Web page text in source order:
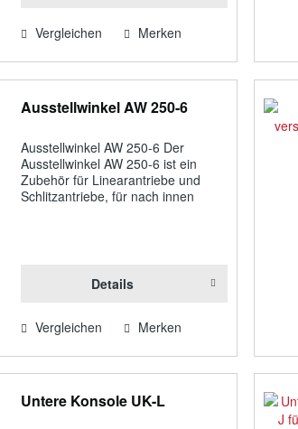
Vergleichen Merken
Ausstellwinkel AW 250-6
Ausstellwinkel AW 250-6 Der
Ausstellwinkel AW 250-6 ist ein
Zubehör für Linearantriebe und
Schlitzantriebe, für nach innen
Details
Vergleichen Merken
Untere Konsole UK-L